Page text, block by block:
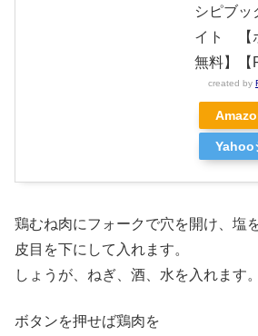
シピブ
イト 【
無料】【
created by
Yahoo
鶏むね肉にフォークで穴を開け、塩
皮目を下にして入れます。
しょうが、ねぎ、酒、水を入れます。
ボタンを押せば鶏肉を